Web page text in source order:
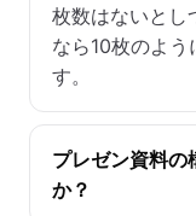
枚数はないとし
なら10枚のよう
す。
プレゼン資料の
か？